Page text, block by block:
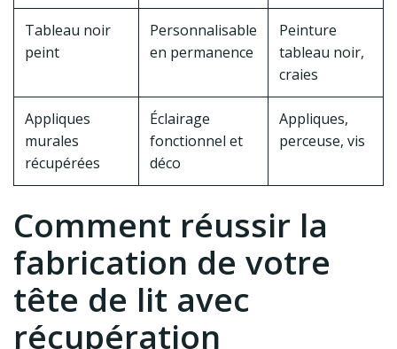
Tableau noir
peint
Personnalisable
en permanence
Peinture
tableau noir,
craies
Appliques
murales
récupérées
Éclairage
fonctionnel et
déco
Appliques,
perceuse, vis
Comment réussir la
fabrication de votre
tête de lit avec
récupération